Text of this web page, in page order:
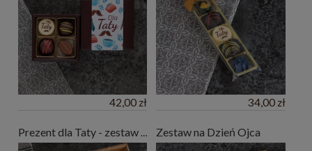
42,00 zł 34,00 zł
Prezent dla Taty - zestaw prezentowy Zestaw na Dzień Ojca